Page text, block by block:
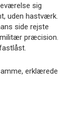
sig
uden hastværk.
side rejste
præcision.
erklærede